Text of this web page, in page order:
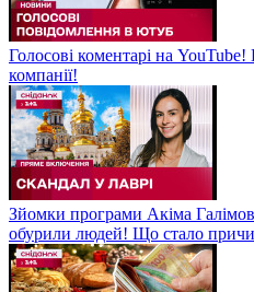
Голосові коментарі на
компанії!
Зйомки програми Акіма
обурили людей! Що стало